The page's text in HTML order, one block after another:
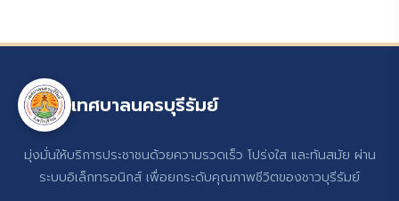
เทศบาลนครบุรีรัมย์
มุ่งมั่นให้บริการประชาชนด้วยความรวดเร็ว โปร่งใส และทันสมัย ผ่าน
ระบบอิเล็กทรอนิกส์ เพื่อยกระดับคุณภาพชีวิตของชาวบุรีรัมย์